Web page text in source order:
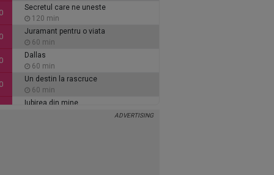
Secretul care ne uneste
120 min
Juramant pentru o viata
60 min
Dallas
60 min
Un destin la rascruce
60 min
Iubirea din mine